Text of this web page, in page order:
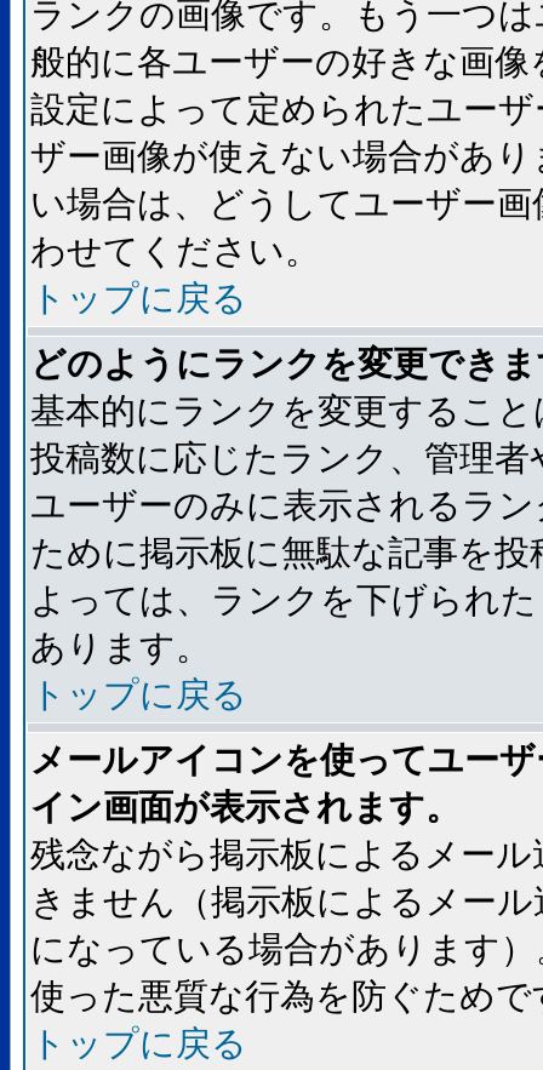
ランクの画像です。もう一つ
般的に各ユーザーの好きな画
設定によって定められたユー
ザー画像が使えない場合があ
い場合は、どうしてユーザー
わせてください。
トップに戻る
どのようにランクを変更でき
基本的にランクを変更するこ
投稿数に応じたランク、管理
ユーザーのみに表示されるラ
ために掲示板に無駄な記事を
よっては、ランクを下げられ
あります。
トップに戻る
メールアイコンを使ってユー
イン画面が表示されます。
残念ながら掲示板によるメー
きません（掲示板によるメー
になっている場合があります
使った悪質な行為を防ぐためで
トップに戻る